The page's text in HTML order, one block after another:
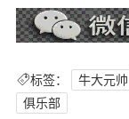
标签： 牛大元帅
俱乐部